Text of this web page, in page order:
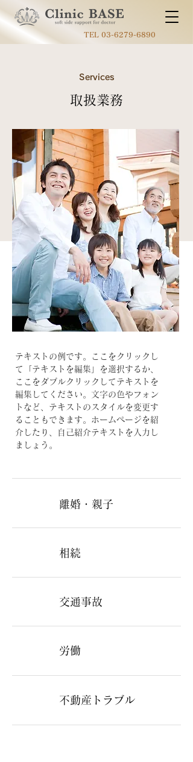
TEL 03-6279-6890
Services
取扱業務
テキストの例です。ここをクリックし
て「テキストを編集」を選択するか、
ここをダブルクリックしてテキストを
編集してください。文字の色やフォン
トなど、テキストのスタイルを変更す
ることもできます。ホームページを紹
介したり、自己紹介テキストを入力し
ましょう。
離婚・親子
相続
交通事故
労働
不動産トラブル